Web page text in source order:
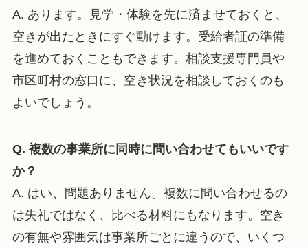
A. あります。見学・体験を先に済ませておくと、
空きが出たときにすぐ動けます。受給者証の準備
を進めておくこともできます。相談支援専門員や
市区町村の窓口に、空き状況を相談しておくのも
よいでしょう。
Q. 複数の事業所に同時に問い合わせてもいいです
か？
A. はい、問題ありません。複数に問い合わせるの
は失礼ではなく、比べる材料にもなります。空き
の有無や雰囲気は事業所ごとに違うので、いくつ